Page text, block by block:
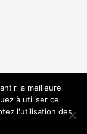
la meilleure
à utiliser ce
l'utilisation des